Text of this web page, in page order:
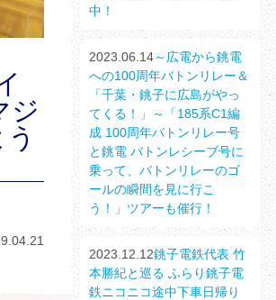
ジ
中！
2023.06.14～広電から銚電
への100周年バトンリレー＆
「千葉・銚子に広島がやっ
てくる！」～「185系C1編
成 100周年バトンリレー号
と銚電 バトンレシーブ号に
乗って、バトンリレーのゴ
ールの瞬間を見に行こ
う！」ツアーも催行！
2023.12.12銚子電鉄代表 竹
本勝紀と巡る ふらり銚子電
鉄ニコニコ途中下車日帰り